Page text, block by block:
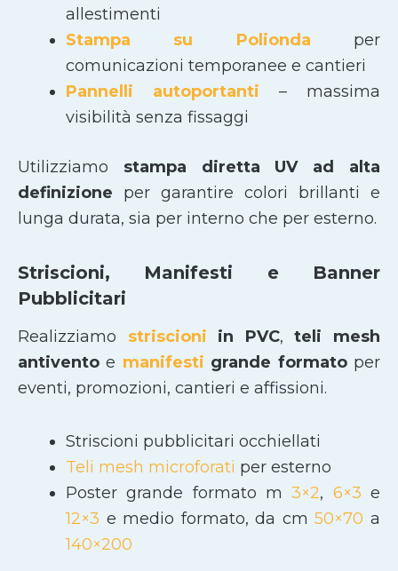
allestimenti
Stampa su Polionda per
comunicazioni temporanee e cantieri
Pannelli autoportanti – massima
visibilità senza fissaggi
Utilizziamo stampa diretta UV ad alta
definizione per garantire colori brillanti e
lunga durata, sia per interno che per esterno.
Striscioni, Manifesti e Banner
Pubblicitari
Realizziamo striscioni in PVC,teli mesh
antivento e manifesti grande formatoper
eventi, promozioni, cantieri e affissioni.
Striscioni pubblicitari occhiellati
Teli mesh microforati per esterno
Poster grande formato m3×2, 6×3 e
12×3 e medio formato, da cm50×70 a
140×200